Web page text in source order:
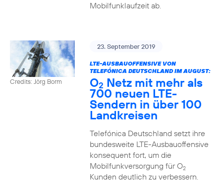
Mobilfunklaufzeit ab.
Credits: Jörg Borm
23. September 2019
LTE-AUSBAUOFFENSIVE VON
TELEFÓNICA DEUTSCHLAND IM AUGUST:
O2 Netz mit mehr als
700 neuen LTE-
Sendern in über 100
Landkreisen
Telefónica Deutschland setzt ihre
bundesweite LTE-Ausbauoffensive
konsequent fort, um die
Mobilfunkversorgung für O2
Kunden deutlich zu verbessern.